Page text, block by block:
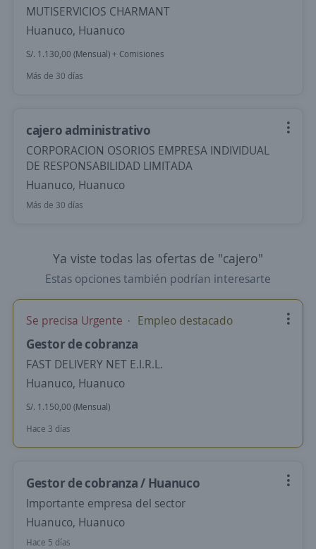
MUTISERVICIOS CHARMANT
Huanuco, Huanuco
S/. 1.130,00 (Mensual) + Comisiones
Más de 30 días
cajero administrativo
CORPORACION OSORIOS EMPRESA INDIVIDUAL
DE RESPONSABILIDAD LIMITADA
Huanuco, Huanuco
Más de 30 días
Ya viste todas las ofertas de "cajero"
Estas opciones también podrían interesarte
Se precisa Urgente Empleo destacado
Gestor de cobranza
FAST DELIVERY NET E.I.R.L.
Huanuco, Huanuco
S/. 1.150,00 (Mensual)
Hace 3 días
Gestor de cobranza / Huanuco
Importante empresa del sector
Huanuco, Huanuco
Hace 5 días